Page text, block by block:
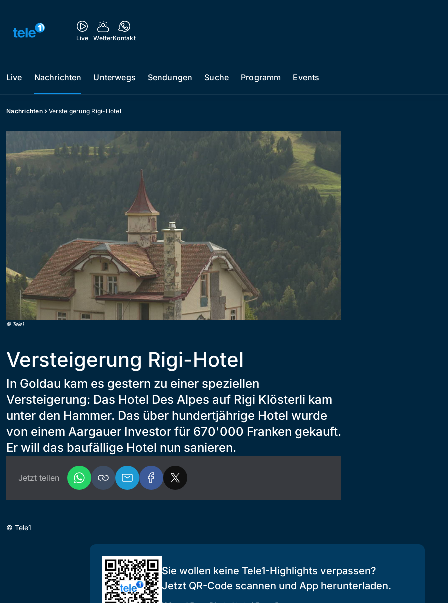
Live WetterKontakt
Live Nachrichten Unterwegs Sendungen Suche Programm Events
Nachrichten Versteigerung Rigi-Hotel
© Tele1
Versteigerung Rigi-Hotel
In Goldau kam es gestern zu einer speziellen
Versteigerung: Das Hotel Des Alpes auf Rigi Klösterli kam
unter den Hammer. Das über hundertjährige Hotel wurde
von einem Aargauer Investor für 670'000 Franken gekauft.
Er will das baufällige Hotel nun sanieren.
Jetzt teilen
© Tele1
Sie wollen keine Tele1-Highlights verpassen?
Jetzt QR-Code scannen und App herunterladen.